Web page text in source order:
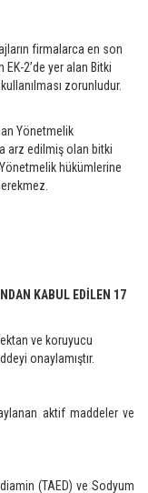
firmalarca en son
EK-2’de yer alan Bitki
zorunludur.
Yönetmelik
arz edilmiş olan bitki
hükümlerine
KABUL EDİLEN 17
ve koruyucu
onaylamıştır.
aktif maddeler ve
(TAED) ve Sodyum